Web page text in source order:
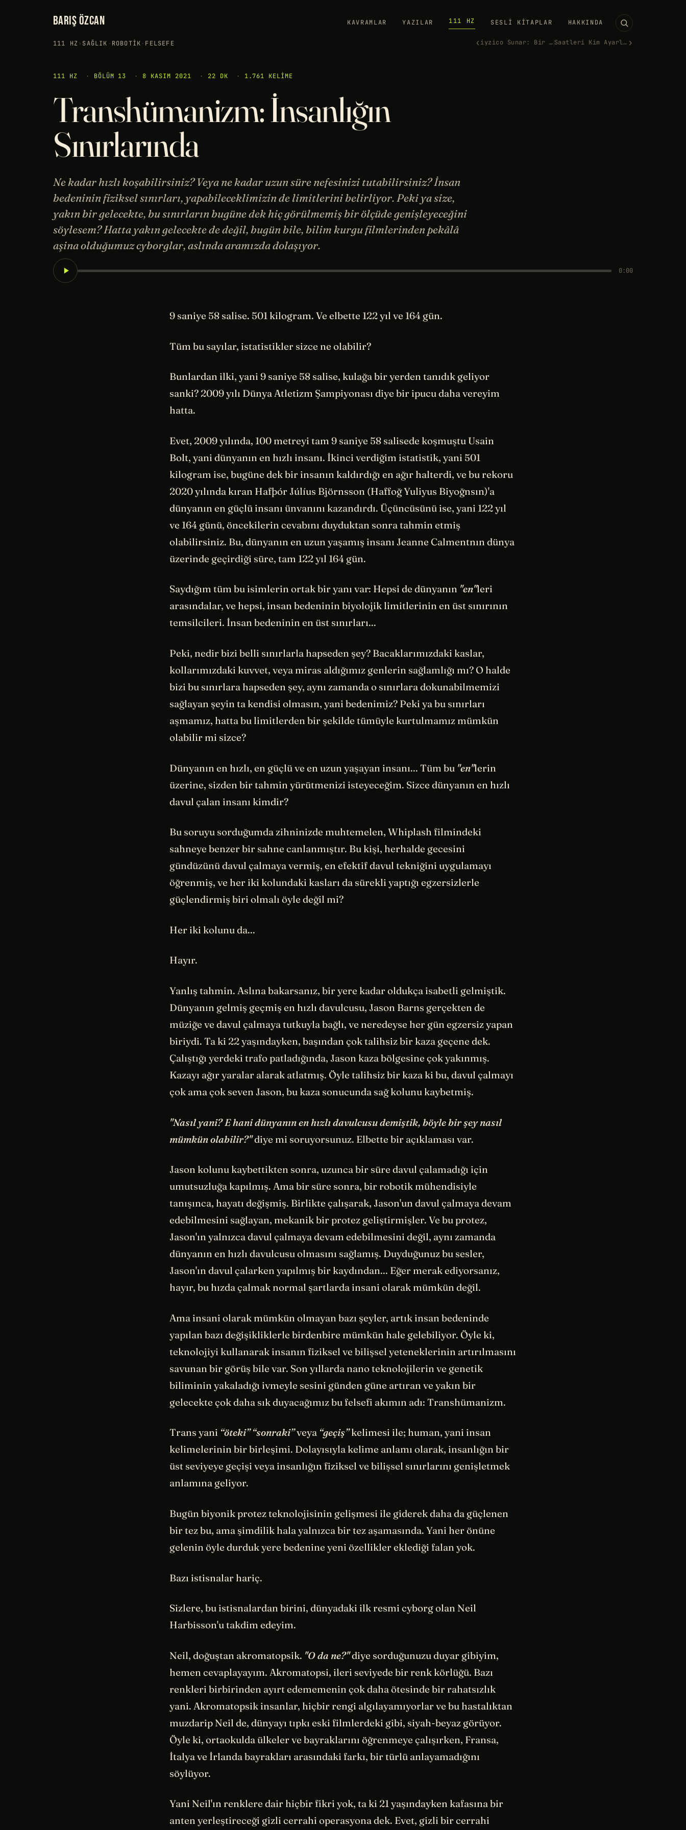
BARIŞ ÖZCAN KAVRAMLAR YAZILAR 111 HZ SESLI KITAPLAR HAKKINDA
111 HZ› SAĞLIK · ROBOTIK · FELSEFE ‹ iyzico Sunar: Bir Tıkla Dünya… Saatleri Kim Ayarlıyor? ›
111 HZ · BÖLÜM 13 · 8 KASIM 2021 · 22 DK · 1.761 KELIME
Transhümanizm: İnsanlığın
Sınırlarında
Ne kadar hızlı koşabilirsiniz? Veya ne kadar uzun süre nefesinizi tutabilirsiniz? İnsan
bedeninin fiziksel sınırları, yapabileceklimizin de limitlerini belirliyor. Peki ya size,
yakın bir gelecekte, bu sınırların bugüne dek hiç görülmemiş bir ölçüde genişleyeceğini
söylesem? Hatta yakın gelecekte de değil, bugün bile, bilim kurgu filmlerinden pekâlâ
aşina olduğumuz cyborglar, aslında aramızda dolaşıyor.
0:00
9 saniye 58 salise. 501 kilogram. Ve elbette 122 yıl ve 164 gün.
Tüm bu sayılar, istatistikler sizce ne olabilir?
Bunlardan ilki, yani 9 saniye 58 salise, kulağa bir yerden tanıdık geliyor
sanki? 2009 yılı Dünya Atletizm Şampiyonası diye bir ipucu daha vereyim
hatta.
Evet, 2009 yılında, 100 metreyi tam 9 saniye 58 salisede koşmuştu Usain
Bolt, yani dünyanın en hızlı insanı. İkinci verdiğim istatistik, yani 501
kilogram ise, bugüne dek bir insanın kaldırdığı en ağır halterdi, ve bu rekoru
2020 yılında kıran Hafþór Júlíus Björnsson (Haffoğ Yuliyus Biyoğnsın)'a
dünyanın en güçlü insanı ünvanını kazandırdı. Üçüncüsünü ise, yani 122 yıl
ve 164 günü, öncekilerin cevabını duyduktan sonra tahmin etmiş
olabilirsiniz. Bu, dünyanın en uzun yaşamış insanı Jeanne Calmentnın dünya
üzerinde geçirdiği süre, tam 122 yıl 164 gün.
Saydığım tüm bu isimlerin ortak bir yanı var: Hepsi de dünyanın "en"leri
arasındalar, ve hepsi, insan bedeninin biyolojik limitlerinin en üst sınırının
temsilcileri. İnsan bedeninin en üst sınırları...
Peki, nedir bizi belli sınırlarla hapseden şey? Bacaklarımızdaki kaslar,
kollarımızdaki kuvvet, veya miras aldığımız genlerin sağlamlığı mı? O halde
bizi bu sınırlara hapseden şey, aynı zamanda o sınırlara dokunabilmemizi
sağlayan şeyin ta kendisi olmasın, yani bedenimiz? Peki ya bu sınırları
aşmamız, hatta bu limitlerden bir şekilde tümüyle kurtulmamız mümkün
olabilir mi sizce?
Dünyanın en hızlı, en güçlü ve en uzun yaşayan insanı... Tüm bu "en"lerin
üzerine, sizden bir tahmin yürütmenizi isteyeceğim. Sizce dünyanın en hızlı
davul çalan insanı kimdir?
Bu soruyu sorduğumda zihninizde muhtemelen, Whiplash filmindeki
sahneye benzer bir sahne canlanmıştır. Bu kişi, herhalde gecesini
gündüzünü davul çalmaya vermiş, en efektif davul tekniğini uygulamayı
öğrenmiş, ve her iki kolundaki kasları da sürekli yaptığı egzersizlerle
güçlendirmiş biri olmalı öyle değil mi?
Her iki kolunu da...
Hayır.
Yanlış tahmin. Aslına bakarsanız, bir yere kadar oldukça isabetli gelmiştik.
Dünyanın gelmiş geçmiş en hızlı davulcusu, Jason Barns gerçekten de
müziğe ve davul çalmaya tutkuyla bağlı, ve neredeyse her gün egzersiz yapan
biriydi. Ta ki 22 yaşındayken, başından çok talihsiz bir kaza geçene dek.
Çalıştığı yerdeki trafo patladığında, Jason kaza bölgesine çok yakınmış.
Kazayı ağır yaralar alarak atlatmış. Öyle talihsiz bir kaza ki bu, davul çalmayı
çok ama çok seven Jason, bu kaza sonucunda sağ kolunu kaybetmiş.
"Nasıl yani? E hani dünyanın en hızlı davulcusu demiştik, böyle bir şey nasıl
mümkün olabilir?"diye mi soruyorsunuz. Elbette bir açıklaması var.
Jason kolunu kaybettikten sonra, uzunca bir süre davul çalamadığı için
umutsuzluğa kapılmış. Ama bir süre sonra, bir robotik mühendisiyle
tanışınca, hayatı değişmiş. Birlikte çalışarak, Jason'un davul çalmaya devam
edebilmesini sağlayan, mekanik bir protez geliştirmişler. Ve bu protez,
Jason'ın yalnızca davul çalmaya devam edebilmesini değil, aynı zamanda
dünyanın en hızlı davulcusu olmasını sağlamış. Duyduğunuz bu sesler,
Jason'ın davul çalarken yapılmış bir kaydından... Eğer merak ediyorsanız,
hayır, bu hızda çalmak normal şartlarda insani olarak mümkün değil.
Ama insani olarak mümkün olmayan bazı şeyler, artık insan bedeninde
yapılan bazı değişikliklerle birdenbire mümkün hale gelebiliyor. Öyle ki,
teknolojiyi kullanarak insanın fiziksel ve bilişsel yeteneklerinin artırılmasını
savunan bir görüş bile var. Son yıllarda nano teknolojilerin ve genetik
biliminin yakaladığı ivmeyle sesini günden güne artıran ve yakın bir
gelecekte çok daha sık duyacağımız bu felsefi akımın adı: Transhümanizm.
Trans yani “öteki” “sonraki”veya “geçiş”kelimesi ile; human, yani insan
kelimelerinin bir birleşimi. Dolayısıyla kelime anlamı olarak, insanlığın bir
üst seviyeye geçişi veya insanlığın fiziksel ve bilişsel sınırlarını genişletmek
anlamına geliyor.
Bugün biyonik protez teknolojisinin gelişmesi ile giderek daha da güçlenen
bir tez bu, ama şimdilik hala yalnızca bir tez aşamasında. Yani her önüne
gelenin öyle durduk yere bedenine yeni özellikler eklediği falan yok.
Bazı istisnalar hariç.
Sizlere, bu istisnalardan birini, dünyadaki ilk resmi cyborg olan Neil
Harbisson'u takdim edeyim.
Neil, doğuştan akromatopsik. "O da ne?"diye sorduğunuzu duyar gibiyim,
hemen cevaplayayım. Akromatopsi, ileri seviyede bir renk körlüğü. Bazı
renkleri birbirinden ayırt edememenin çok daha ötesinde bir rahatsızlık
yani. Akromatopsik insanlar, hiçbir rengi algılayamıyorlar ve bu hastalıktan
muzdarip Neil de, dünyayı tıpkı eski filmlerdeki gibi, siyah-beyaz görüyor.
Öyle ki, ortaokulda ülkeler ve bayraklarını öğrenmeye çalışırken, Fransa,
İtalya ve İrlanda bayrakları arasındaki farkı, bir türlü anlayamadığını
söylüyor.
Yani Neil'ın renklere dair hiçbir fikri yok, ta ki 21 yaşındayken kafasına bir
anten yerleştireceği gizli cerrahi operasyona dek. Evet, gizli bir cerrahi